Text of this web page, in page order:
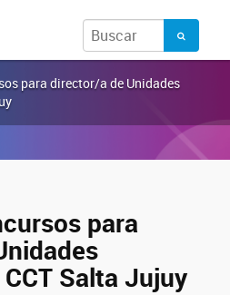
para director/a de Unidades
para
Salta Jujuy